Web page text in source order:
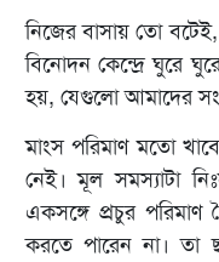
নিজের বাসায় তো
বিনোদন কেন্দ্রে ঘুরে
হয়, যেগুলো আমাদের
মাংস পরিমাণ মতো
নেই। মূল সমস্যাটা
একসঙ্গে প্রচুর পরিমাণ
করতে পারেন না। তা